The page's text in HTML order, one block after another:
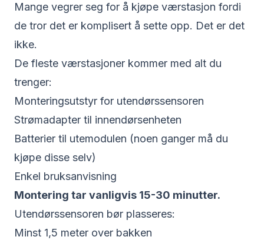
Mange vegrer seg for å kjøpe værstasjon fordi
de tror det er komplisert å sette opp. Det er det
ikke.
De fleste værstasjoner kommer med alt du
trenger:
Monteringsutstyr for utendørssensoren
Strømadapter til innendørsenheten
Batterier til utemodulen (noen ganger må du
kjøpe disse selv)
Enkel bruksanvisning
Montering tar vanligvis 15-30 minutter.
Utendørssensoren bør plasseres:
Minst 1,5 meter over bakken